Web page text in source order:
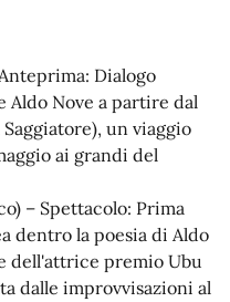
Dialogo
Aldo Nove a partire dal
un viaggio
ai grandi del
– Spettacolo: Prima
dentro la poesia di Aldo
dell'attrice premio Ubu
dalle improvvisazioni al